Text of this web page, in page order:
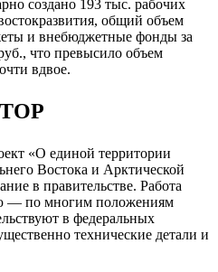
создано 193 тыс. рабочих
общий объем
и внебюджетные фонды за
что превысило объем
вдвое.
«О единой территории
Востока и Арктической
в правительстве. Работа
— по многим положениям
в федеральных
технические детали и